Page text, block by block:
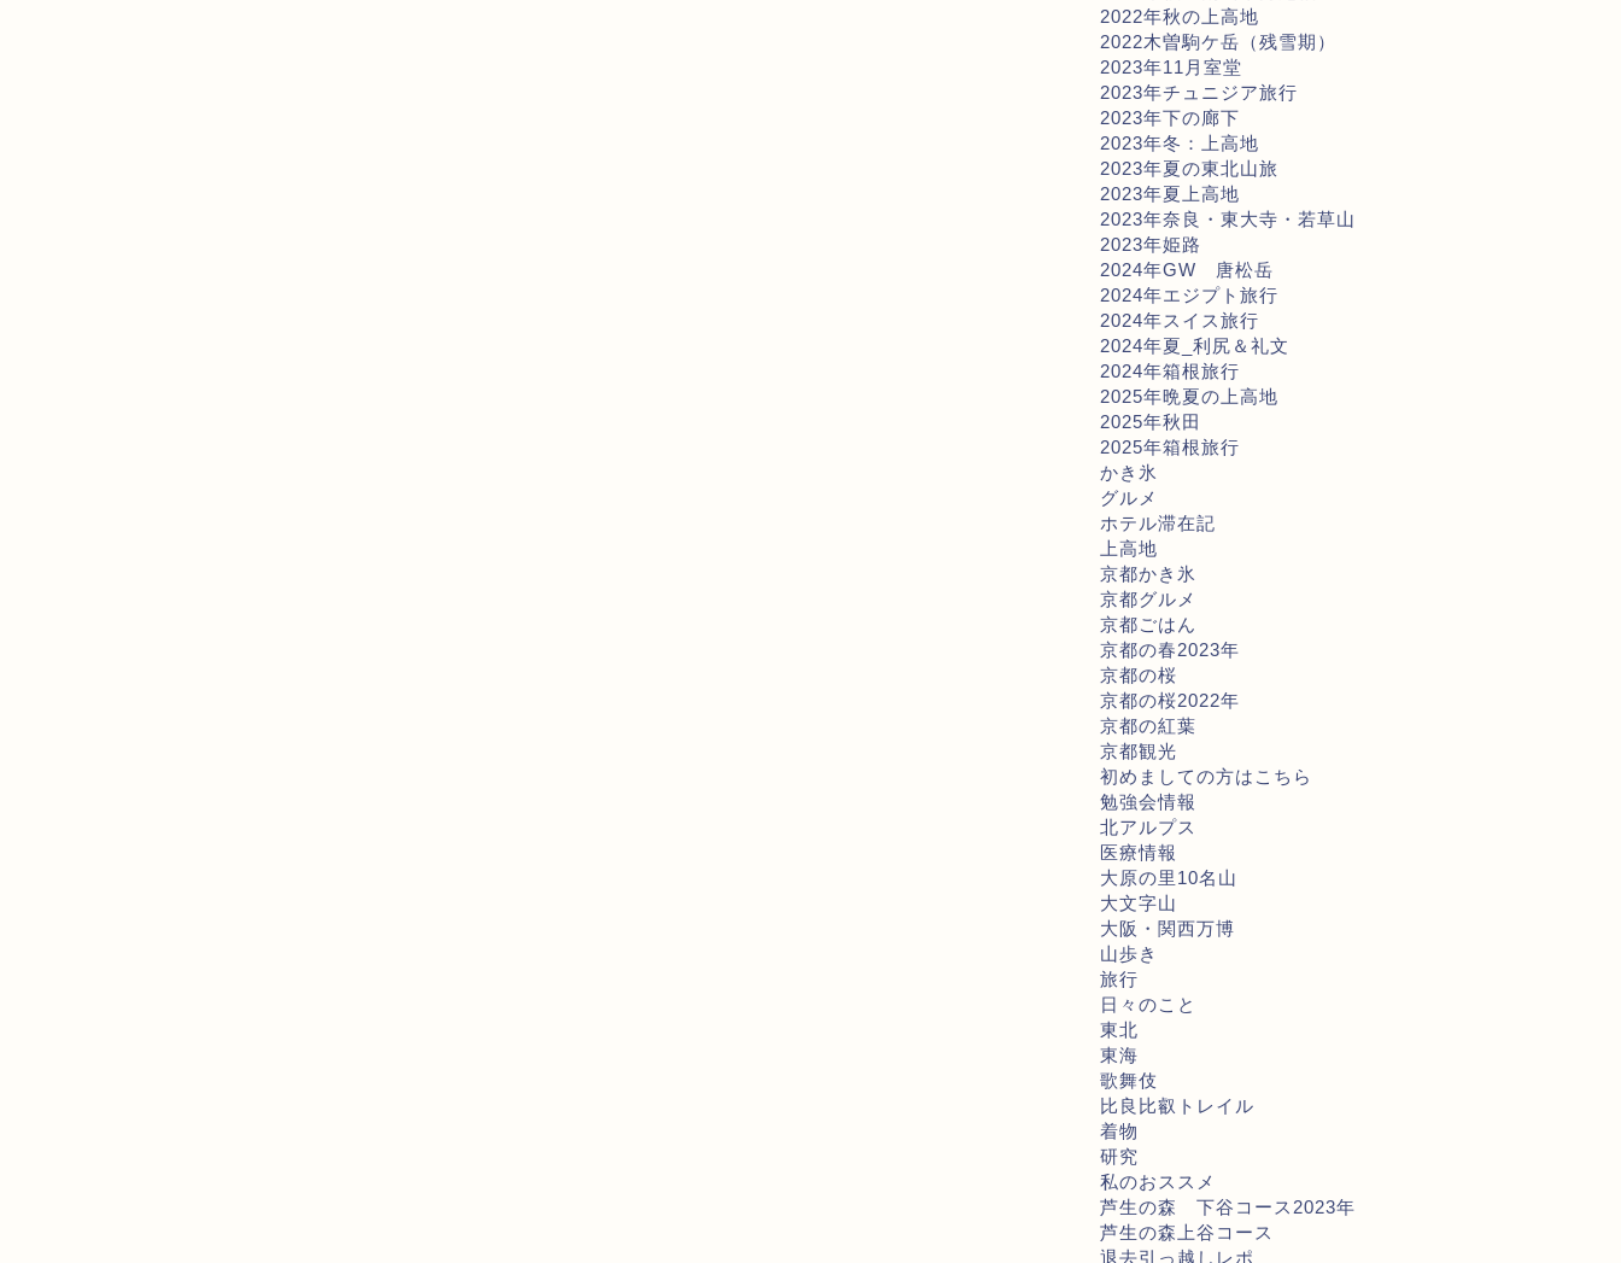
2022年秋の上高地
2022木曽駒ケ岳（残雪期）
2023年11月室堂
2023年チュニジア旅行
2023年下の廊下
2023年冬：上高地
2023年夏の東北山旅
2023年夏上高地
2023年奈良・東大寺・若草山
2023年姫路
2024年GW 唐松岳
2024年エジプト旅行
2024年スイス旅行
2024年夏_利尻＆礼文
2024年箱根旅行
2025年晩夏の上高地
2025年秋田
2025年箱根旅行
かき氷
グルメ
ホテル滞在記
上高地
京都かき氷
京都グルメ
京都ごはん
京都の春2023年
京都の桜
京都の桜2022年
京都の紅葉
京都観光
初めましての方はこちら
勉強会情報
北アルプス
医療情報
大原の里10名山
大文字山
大阪・関西万博
山歩き
旅行
日々のこと
東北
東海
歌舞伎
比良比叡トレイル
着物
研究
私のおススメ
芦生の森 下谷コース2023年
芦生の森上谷コース
退去引っ越しレポ